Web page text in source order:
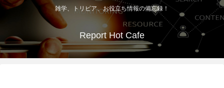
雑学、トリビア、お役立ち情報の備忘録！
Report Hot Cafe